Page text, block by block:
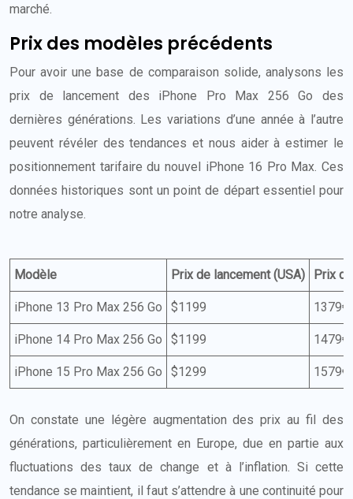
marché.
Prix des modèles précédents
Pour avoir une base de comparaison solide, analysons les
prix de lancement des iPhone Pro Max 256 Go des
dernières générations. Les variations d’une année à l’autre
peuvent révéler des tendances et nous aider à estimer le
positionnement tarifaire du nouvel iPhone 16 Pro Max. Ces
données historiques sont un point de départ essentiel pour
notre analyse.
Modèle Prix de lancement (USA) Prix
iPhone 13 Pro Max 256 Go $1199 1379€
iPhone 14 Pro Max 256 Go $1199 1479€
iPhone 15 Pro Max 256 Go $1299 1579€
On constate une légère augmentation des prix au fil des
générations, particulièrement en Europe, due en partie aux
fluctuations des taux de change et à l’inflation. Si cette
tendance se maintient, il faut s’attendre à une continuité pour